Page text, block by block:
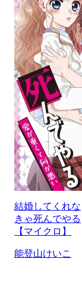
結婚してくれな
きゃ死んでやる
【マイクロ】
能登山けいこ